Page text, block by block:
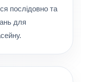
послідовно та
для